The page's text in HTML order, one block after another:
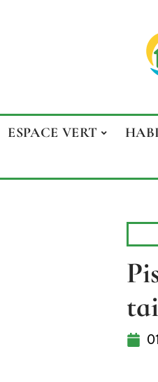
ESPACE VERT